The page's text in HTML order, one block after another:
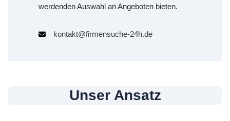
werdenden Auswahl an Angeboten bieten.
kontakt@firmensuche-24h.de
Unser Ansatz